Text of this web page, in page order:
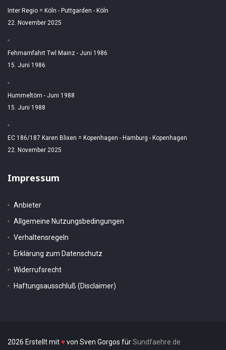
Inter Regio = Köln - Puttgarden - Köln
22. November 2025
Fehmarnfahrt Twl Mainz - Juni 1986
15. Juni 1986
Hummeltörn - Juni 1988
15. Juni 1988
EC 186/187 Karen Blixen = Kopenhagen - Hamburg - Kopenhagen
22. November 2025
Impressum
Anbieter
Allgemeine Nutzungsbedingungen
Verhaltensregeln
Erklärung zum Datenschutz
Widerrufsrecht
Haftungsausschluß (Disclaimer)
2026 Erstellt mit♥von Sven Gorgos fürSundfaehre.de